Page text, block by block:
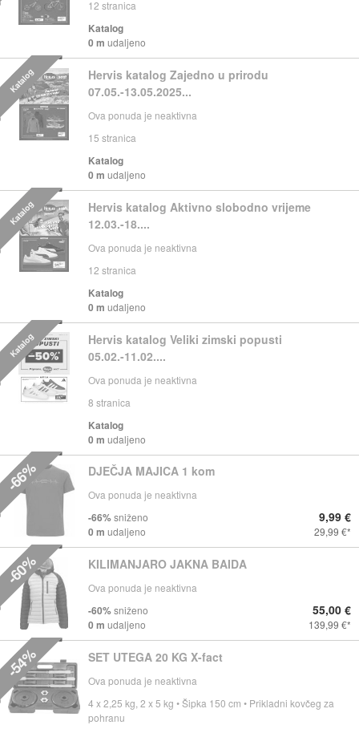
12 stranica
Katalog
0 m udaljeno
Hervis katalog Zajedno u prirodu
07.05.-13.05.2025...
Ova ponuda je neaktivna
15 stranica
Katalog
0 m udaljeno
Katalog
Hervis katalog Aktivno slobodno vrijeme
12.03.-18....
Ova ponuda je neaktivna
12 stranica
Katalog
0 m udaljeno
Katalog
Hervis katalog Veliki zimski popusti
05.02.-11.02....
Ova ponuda je neaktivna
8 stranica
Katalog
0 m udaljeno
Katalog
DJEČJA MAJICA 1 kom
Ova ponuda je neaktivna
-66%sniženo
0 m udaljeno
9,99 €
29,99 €
-66%
KILIMANJARO JAKNA BAIDA
Ova ponuda je neaktivna
-60%sniženo
0 m udaljeno
55,00 €
139,99 €
-60%
SET UTEGA 20 KG X-fact
Ova ponuda je neaktivna
4 x 2,25 kg, 2 x 5 kg • Šipka 150 cm • Prikladni kovčeg za
pohranu
-54%